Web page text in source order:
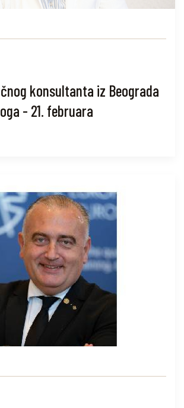
konsultanta iz Beograda
- 21. februara